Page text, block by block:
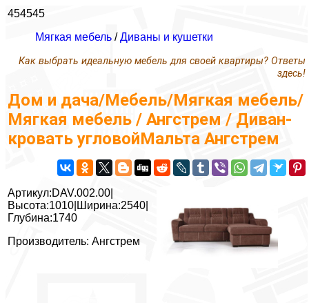
454545
Мягкая мебель /Диваны и кушетки
Как выбрать идеальную мебель для своей квартиры? Ответы
здесь!
Дом и дача/Мебель/Мягкая мебель/
Мягкая мебель / Ангстрем / Диван-
кровать угловойМальта Ангстрем
Артикул:DAV.002.00|
Высота:1010|Ширина:2540|
Глубина:1740
Производитель: Ангстрем